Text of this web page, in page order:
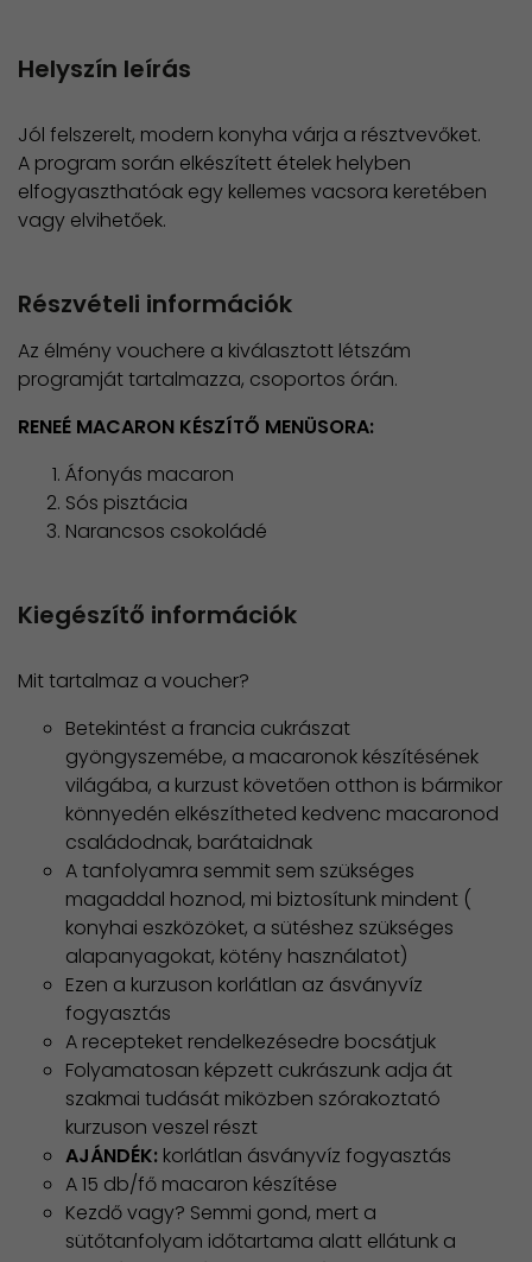
Helyszín leírás
Jól felszerelt, modern konyha várja a résztvevőket.
A program során elkészített ételek helyben
elfogyaszthatóak egy kellemes vacsora keretében
vagy elvihetőek.
Részvételi információk
Az élmény vouchere a kiválasztott létszám
programját tartalmazza, csoportos órán.
RENEÉ MACARON KÉSZÍTŐ MENÜSORA:
Áfonyás macaron
Sós pisztácia
Narancsos csokoládé
Kiegészítő információk
Mit tartalmaz a voucher?
Betekintést a francia cukrászat
gyöngyszemébe, a macaronok készítésének
világába, a kurzust követően otthon is bármikor
könnyedén elkészítheted kedvenc macaronod
családodnak, barátaidnak
A tanfolyamra semmit sem szükséges
magaddal hoznod, mi biztosítunk mindent (
konyhai eszközöket, a sütéshez szükséges
alapanyagokat, kötény használatot)
Ezen a kurzuson korlátlan az ásványvíz
fogyasztás
A recepteket rendelkezésedre bocsátjuk
Folyamatosan képzett cukrászunk adja át
szakmai tudását miközben szórakoztató
kurzuson veszel részt
AJÁNDÉK: korlátlan ásványvíz fogyasztás
A 15 db/fő macaron készítése
Kezdő vagy? Semmi gond, mert a
sütőtanfolyam időtartama alatt ellátunk a